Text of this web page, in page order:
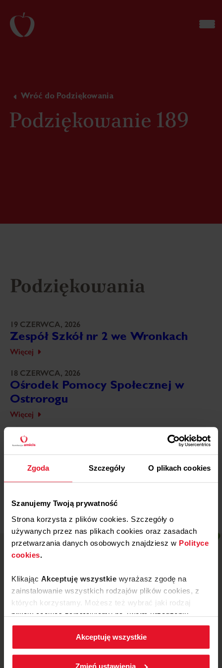
Zgoda Szczegóły O plikach cookies
Szanujemy Twoją prywatność
Strona korzysta z plików cookies. Szczegóły o
używanych przez nas plikach cookies oraz zasadach
przetwarzania danych osobowych znajdziesz w Polityce
cookies.
Klikając Akceptuję wszystkie wyrażasz zgodę na
zainstalowanie wszystkich rodzajów plików cookies, z
których korzystamy. Możesz też wybrać jaki rodzaj
plików cookies zainstalujemy na Twoim urządzeniu,
klikającZmień ustawienia.
W każdej chwili możesz zmienić wybrane przez Ciebie
ustawienia plików cookies wchodząc w zakładkę
Akceptuję wszystkie
Zmień ustawienia
Wróć do Podziękowania
Podziękowanie 189
Podziękowania
19 CZERWCA, 2026
Zespół Szkół nr 2 we Wronkach
Więcej
18 CZERWCA, 2026
Ośrodek Pomocy Społecznej w
Ostrorogu
Więcej
18 CZERWCA, 2026
Wojewódzki Szpital
Specjalistyczny w Legnicy
ul. Mickiewicza 52, 64-510 Wronki